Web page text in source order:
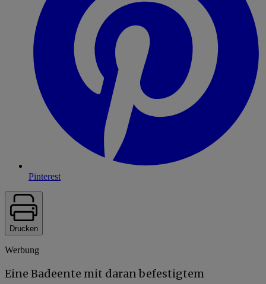
Pinterest
Drucken
Werbung
Eine Badeente mit daran befestigtem